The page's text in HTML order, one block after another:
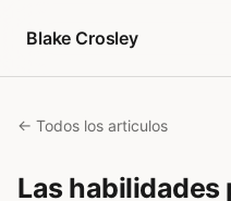
Blake Crosley
← Todos los articulos
Las habilidades